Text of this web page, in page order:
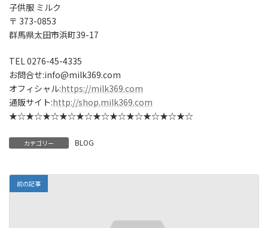
子供服 ミルク
〒 373-0853
群馬県太田市浜町39-17
TEL 0276-45-4335
お問合せ:info@milk369.com
オフィシャル:https://milk369.com
通販サイト:http://shop.milk369.com
★☆★☆★☆★☆★☆★☆★☆★☆★☆★☆★☆
カテゴリー BLOG
前の記事